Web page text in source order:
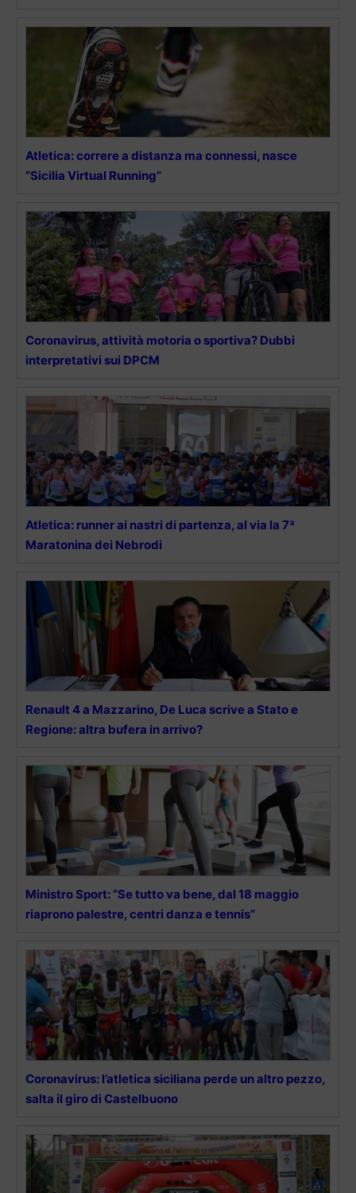
Atletica: correre a distanza ma connessi, nasce
“Sicilia Virtual Running”
Coronavirus, attività motoria o sportiva? Dubbi
interpretativi sui DPCM
Atletica: runner ai nastri di partenza, al via la 7ª
Maratonina dei Nebrodi
Renault 4 a Mazzarino, De Luca scrive a Stato e
Regione: altra bufera in arrivo?
Ministro Sport: “Se tutto va bene, dal 18 maggio
riaprono palestre, centri danza e tennis”
Coronavirus: l’atletica siciliana perde un altro pezzo,
salta il giro di Castelbuono